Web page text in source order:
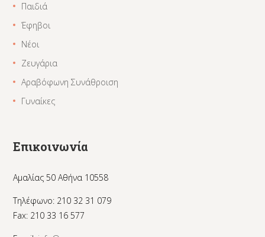
Παιδιά
Έφηβοι
Νέοι
Ζευγάρια
Αραβόφωνη Συνάθροιση
Γυναίκες
Επικοινωνία
Αμαλίας 50 Αθήνα 10558
Τηλέφωνο: 210 32 31 079
Fax: 210 33 16 577